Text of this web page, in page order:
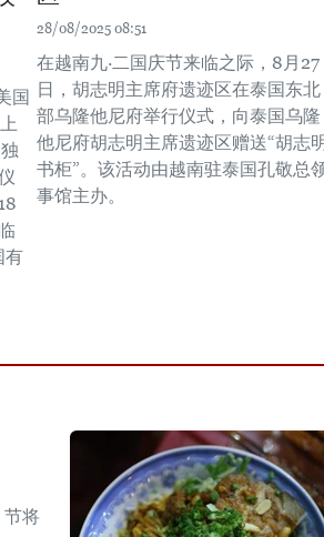
国
有
28/08/2025 08:51
在越南九·二国庆节来临之际，8月27
日，胡志明主席府遗迹区在泰国东北
部乌隆他尼府举行仪式，向泰国乌隆
他尼府胡志明主席遗迹区赠送“胡志
书柜”。该活动由越南驻泰国孔敬总
事馆主办。
节将